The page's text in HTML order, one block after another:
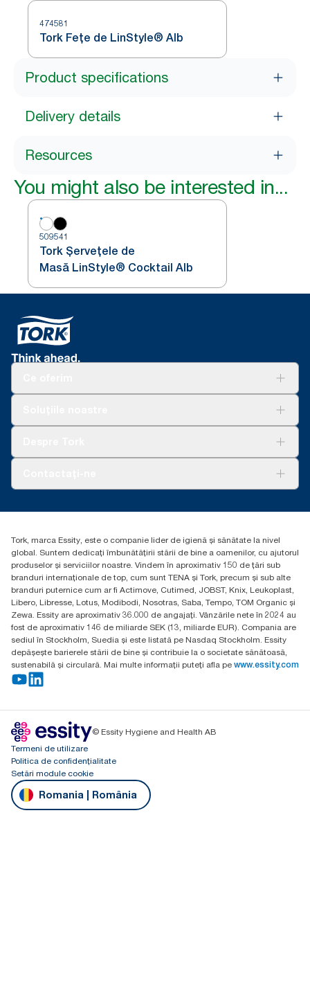
474581
Tork Fețe de LinStyle® Alb
Product specifications
Delivery details
Resources
You might also be interested in...
509541
Tork Șervețele de
Masă LinStyle® Cocktail Alb
Essity Hungary Kft. Professional Hygiene
Budakeszi út 51.
Tork, marca Essity, este o companie lider de igienă și sănătate la nivel
global. Suntem dedicați îmbunătățirii stării de bine a oamenilor, cu ajutorul
produselor și serviciilor noastre. Vindem în aproximativ 150 de țări sub
branduri internaționale de top, cum sunt TENA și Tork, precum și sub alte
branduri puternice cum ar fi Actimove, Cutimed, JOBST, Knix, Leukoplast,
Libero, Libresse, Lotus, Modibodi, Nosotras, Saba, Tempo, TOM Organic și
Zewa. Essity are aproximativ 36.000 de angajați. Vânzările nete în 2024 au
fost de aproximativ 146 de miliarde SEK (13, miliarde EUR). Compania are
sediul în Stockholm, Suedia și este listată pe Nasdaq Stockholm. Essity
depășește barierele stării de bine și contribuie la o societate sănătoasă,
sustenabilă și circulară. Mai multe informații puteți afla pe www.essity.com
© Essity Hygiene and Health AB
Termeni de utilizare
Politica de confidențialitate
Setări module cookie
Romania | România